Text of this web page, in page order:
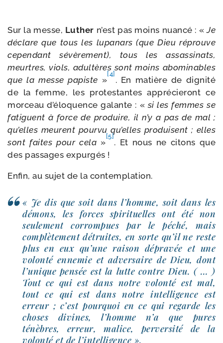
Sur la messe, Luther n’est pas moins nuan­cé : «Je
déclare que tous les lupa­nars (que Dieu réprouve
cepen­dant sévè­re­ment), tous les assas­si­nats,
meurtres, viols, adul­tères sont moins abo­mi­nables
que la messe papiste »
[4]
. En matière de digni­té
de la femme, les pro­tes­tantes appré­cie­ront ce
mor­ceau d’éloquence galante : «si les femmes se
fatiguent à force de pro­duire, il n’y a pas de mal ;
qu’elles meurent pour­vu qu’elles pro­duisent ; elles
sont faites pour cela »
[5]
. Et nous ne citons que
des pas­sages expurgés !
Enfin, au sujet de la contemplation.
« Je dis que soit dans l’homme, soit dans les
démons, les forces spi­ri­tuelles ont été non
seule­ment cor­rom­pues par le péché, mais
com­plè­te­ment détruites, en sorte qu’il ne reste
plus en eux qu’une rai­son dépra­vée et une
volon­té enne­mie et adver­saire de Dieu, dont
l’unique pen­sée est la lutte contre Dieu. ( … )
Tout ce qui est dans notre volon­té est mal,
tout ce qui est dans notre intel­li­gence est
erreur ; c’est pour­quoi en ce qui regarde les
choses divines, l’homme n’a que pures
ténèbres, erreur, malice, per­ver­si­té de la
volon­té et de l’intelligence ».